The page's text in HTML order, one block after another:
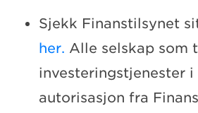
Sjekk Finanstilsynet
her. Alle selskap som
investeringstjenester i
autorisasjon fra